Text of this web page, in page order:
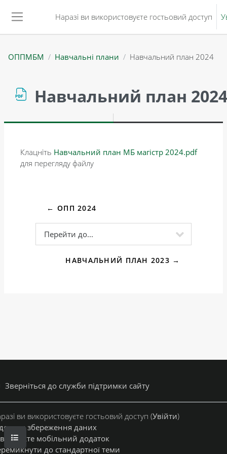
Наразі ви використовуєте гостьовий доступ
ВІДКРИТИЙ ПОКАЖЧИК КУРСУ
ОППМБМ Навчальні плани Навчальний план 2024
Навчальний план 2024
Клацніть Навчальний план МБ магістр 2024.pdf
для перегляду файлу
← ОПП 2024
Перейти до...
НАВЧАЛЬНИЙ ПЛАН 2023 →
Зверніться до служби підтримки сайту
ви використовуєте гостьовий доступ (Увійти)
збереження даних
мобільний додаток
до стандартної теми